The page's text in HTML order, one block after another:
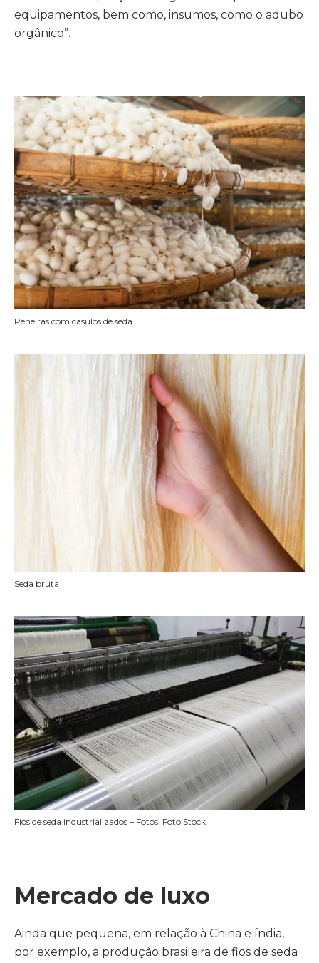
equipamentos, bem como, insumos, como o adubo
orgânico”.
Peneiras com casulos de seda
Seda bruta
Fios de seda industrializados – Fotos: Foto Stock
Mercado de luxo
Ainda que pequena, em relação à China e índia,
por exemplo, a produção brasileira de fios de seda